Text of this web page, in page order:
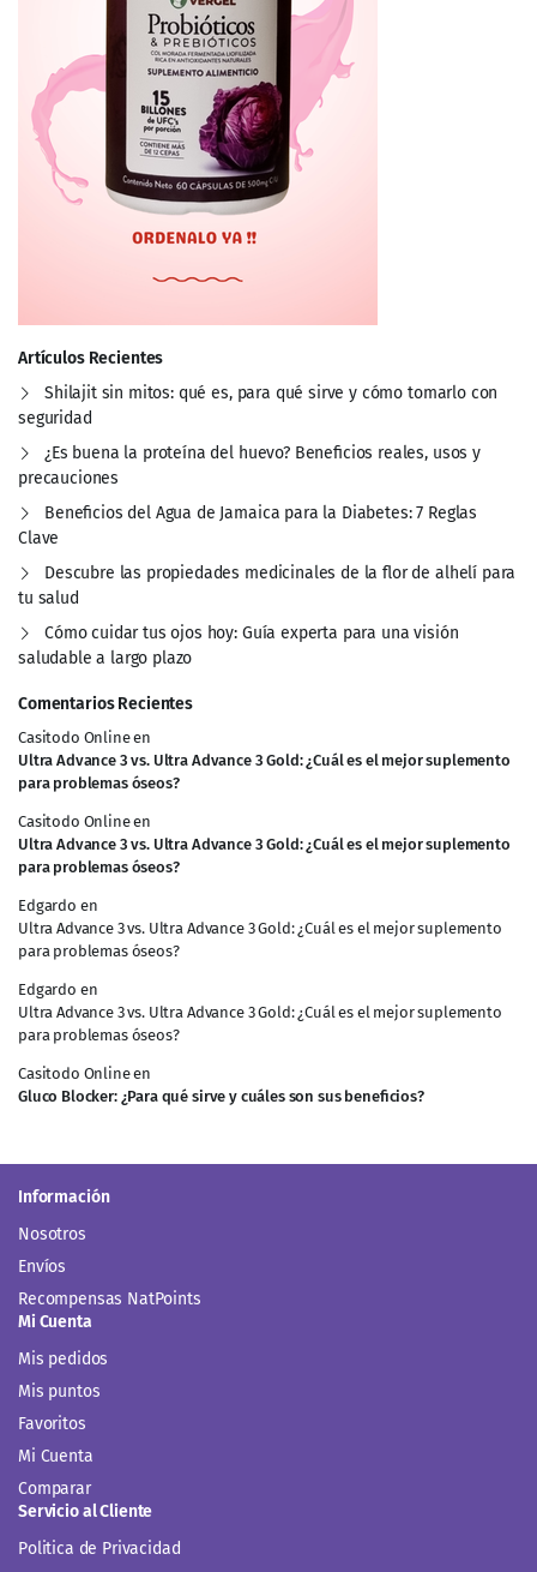
Artículos Recientes
Shilajit sin mitos: qué es, para qué sirve y cómo tomarlo con
seguridad
¿Es buena la proteína del huevo? Beneficios reales, usos y
precauciones
Beneficios del Agua de Jamaica para la Diabetes: 7 Reglas
Clave
Descubre las propiedades medicinales de la flor de alhelí para
tu salud
Cómo cuidar tus ojos hoy: Guía experta para una visión
saludable a largo plazo
Comentarios Recientes
Casitodo Onlineen
Ultra Advance 3 vs. Ultra Advance 3 Gold: ¿Cuál es el mejor suplemento
para problemas óseos?
Casitodo Onlineen
Ultra Advance 3 vs. Ultra Advance 3 Gold: ¿Cuál es el mejor suplemento
para problemas óseos?
Edgardo en
Ultra Advance 3 vs. Ultra Advance 3 Gold: ¿Cuál es el mejor suplemento
para problemas óseos?
Edgardo en
Ultra Advance 3 vs. Ultra Advance 3 Gold: ¿Cuál es el mejor suplemento
para problemas óseos?
Casitodo Onlineen
Gluco Blocker: ¿Para qué sirve y cuáles son sus beneficios?
Información
Nosotros
Envíos
Recompensas NatPoints
Mi Cuenta
Mis pedidos
Mis puntos
Favoritos
Mi Cuenta
Comparar
Servicio al Cliente
Politica de Privacidad